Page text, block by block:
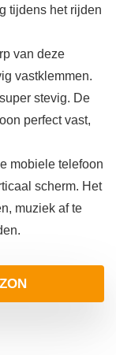
tijdens het rijden
van deze
vastklemmen.
stevig. De
perfect vast,
mobiele telefoon
scherm. Het
muziek af te